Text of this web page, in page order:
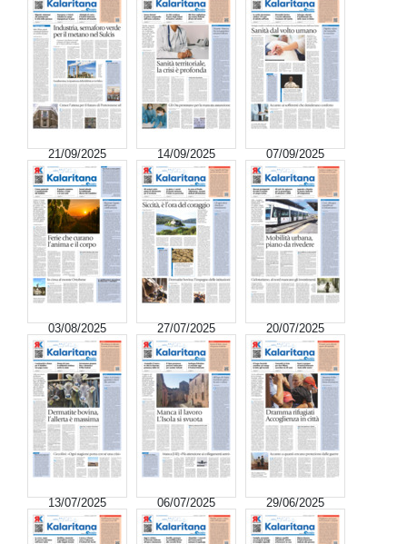
21/09/2025 14/09/2025 07/09/2025
03/08/2025 27/07/2025 20/07/2025
13/07/2025 06/07/2025 29/06/2025